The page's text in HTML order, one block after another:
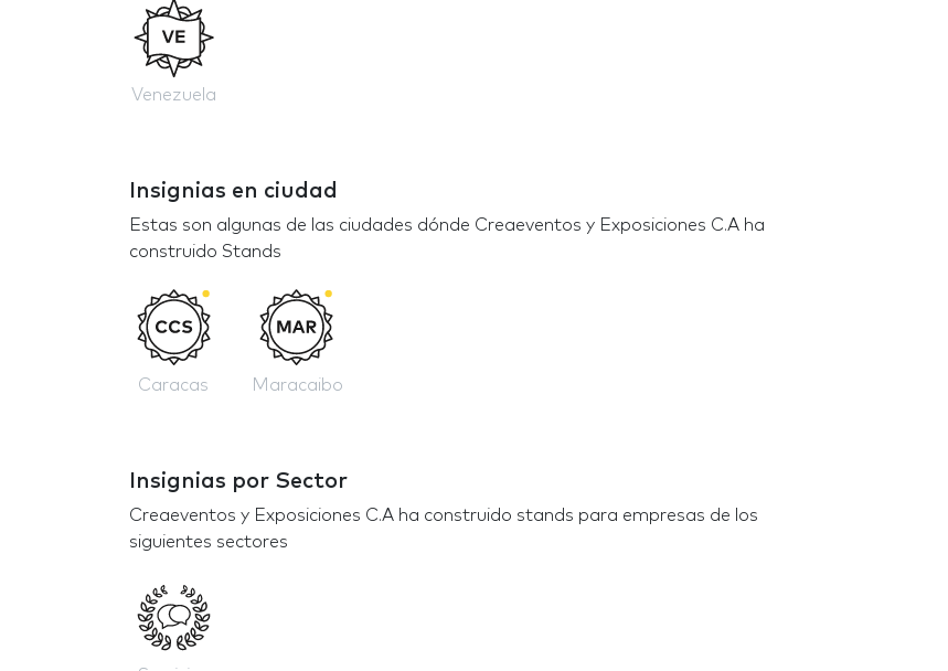
Venezuela
Insignias en ciudad
Estas son algunas de las ciudades dónde Creaeventos y Exposiciones C.A ha
construido Stands
Caracas Maracaibo
Insignias por Sector
Creaeventos y Exposiciones C.A ha construido stands para empresas de los
siguientes sectores